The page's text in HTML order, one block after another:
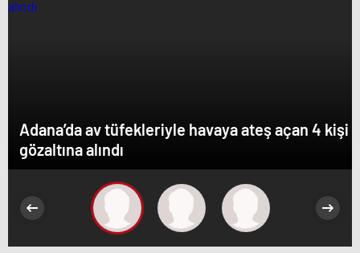
Adana’da av tüfekleriyle havaya ateş açan 4 kişi
gözaltına alındı